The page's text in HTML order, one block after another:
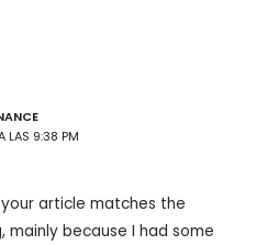
LAS 9:38 PM
article matches the
mainly because I had some